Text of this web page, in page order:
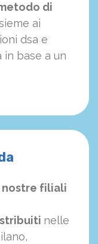
di
ai
dsa e
in base a un
filiali
nelle